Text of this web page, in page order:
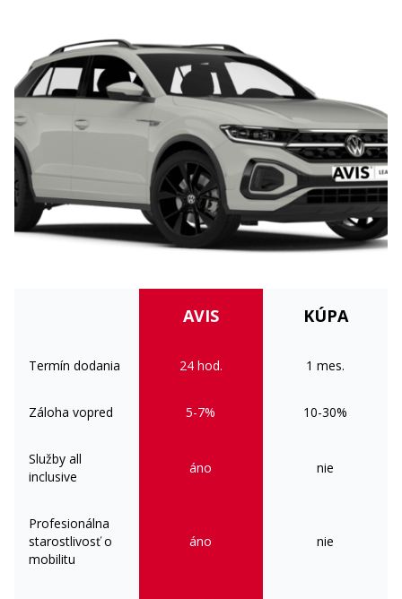
Automatická klimatizácia
Adaptívny tempomat ACC
Bluetooth hands-free mobilné
pripojenie
Centrálne zamykanie s
diaľkovým ovládaním
Elektricky ovládané okná vpredu
Elektronická parkovacia brzda
Multifunkčný 3-ramenný kožený
Osvetlenie interiéru vpredu a
vzadu
Odkladacie priestory vo dverách
vpredu a vzadu
Cúvacia kamera
Výškovo nastaviteľné predné
AVIS KÚPA
Termín dodania 24 hod. 1 mes.
Záloha vopred 5-7% 10-30%
Služby all
inclusive
áno nie
Profesionálna
starostlivosť o
mobilitu
áno nie